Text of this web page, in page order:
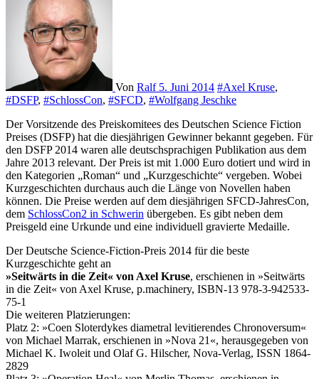
Von Ralf 5. Juni 2014 #Axel Kruse,
#DSFP, #SchlossCon, #SFCD, #Wolfgang Jeschke
Der Vorsitzende des Preiskomitees des Deutschen Science Fiction
Preises (DSFP) hat die diesjährigen Gewinner bekannt gegeben. Für
den DSFP 2014 waren alle deutschsprachigen Publikation aus dem
Jahre 2013 relevant. Der Preis ist mit 1.000 Euro dotiert und wird in
den Kategorien „Roman“ und „Kurzgeschichte“ vergeben. Wobei
Kurzgeschichten durchaus auch die Länge von Novellen haben
können. Die Preise werden auf dem diesjährigen SFCD-JahresCon,
dem SchlossCon2 in Schwerin übergeben. Es gibt neben dem
Preisgeld eine Urkunde und eine individuell gravierte Medaille.
Der Deutsche Science-Fiction-Preis 2014 für die beste
Kurzgeschichte geht an
»Seitwärts in die Zeit« von Axel Kruse, erschienen in »Seitwärts
in die Zeit« von Axel Kruse, p.machinery, ISBN-13 978-3-942533-
75-1
Die weiteren Platzierungen:
Platz 2: »Coen Sloterdykes diametral levitierendes Chronoversum«
von Michael Marrak, erschienen in »Nova 21«, herausgegeben von
Michael K. Iwoleit und Olaf G. Hilscher, Nova-Verlag, ISSN 1864-
2829